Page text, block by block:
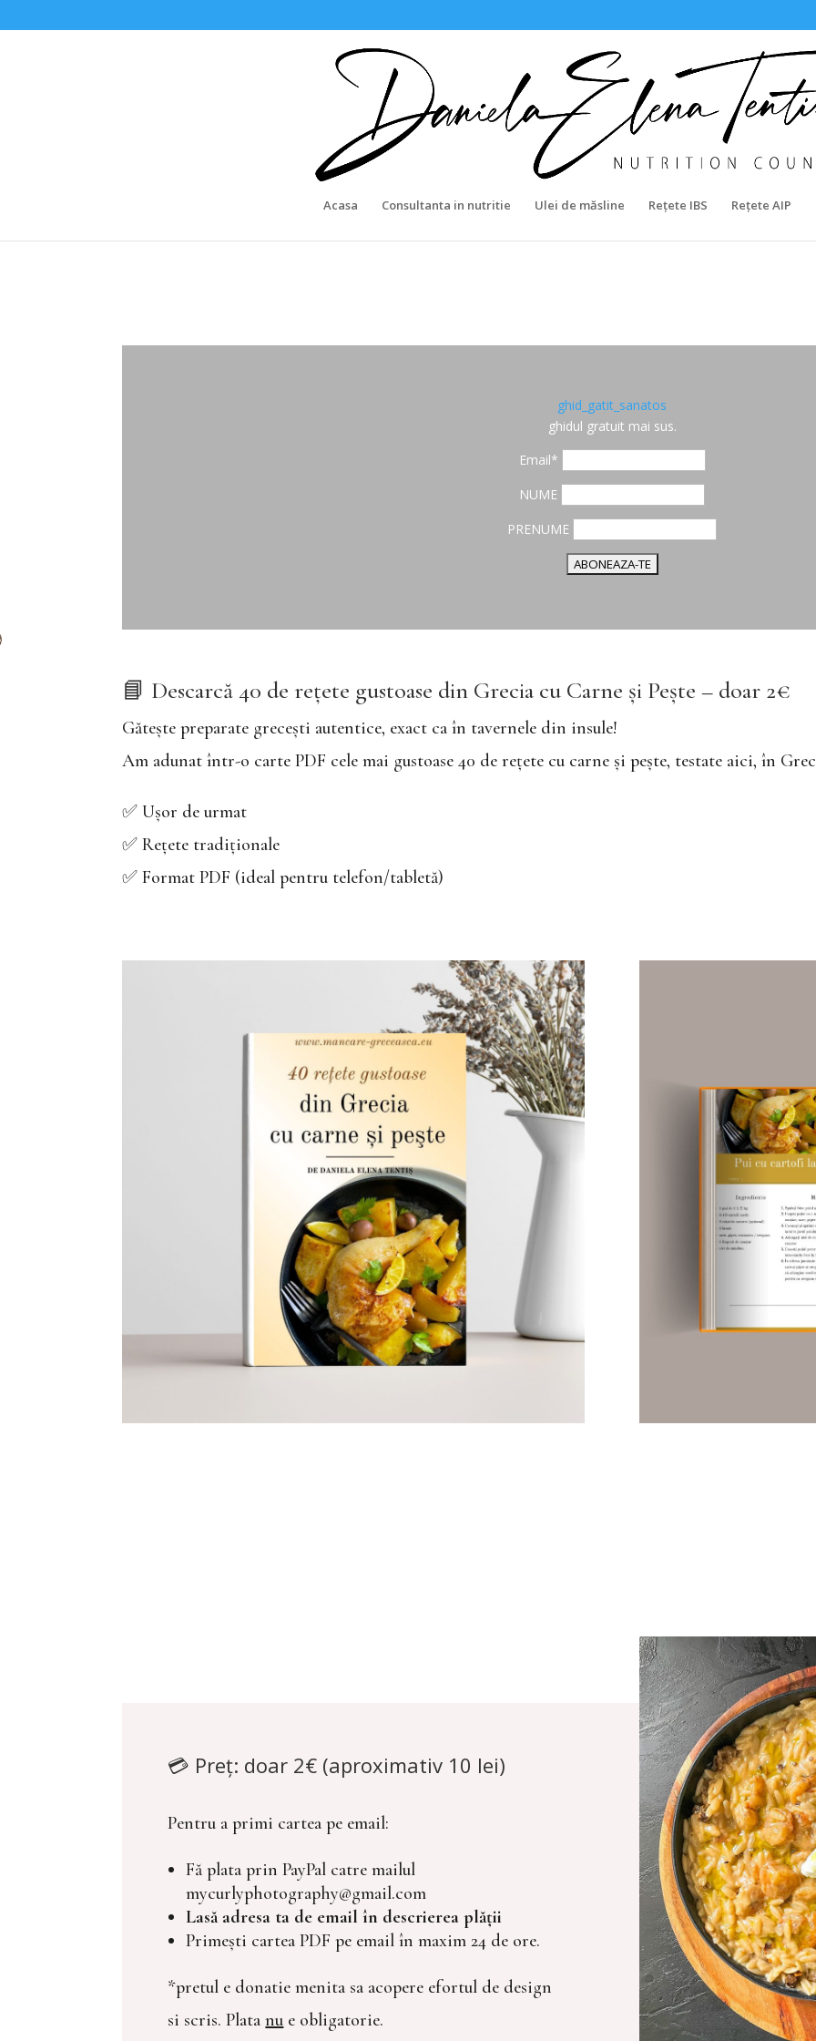
Acasa Consultanta in nutritie Ulei de măsline Rețete IBS Rețete AIP
ghid_gatit_sanatos
ghidul gratuit mai sus.
Email*
NUME
PRENUME
📘 Descarcă 40 de rețete gustoase din Grecia cu Carne și Pește – doar 2€
Gătește preparate grecești autentice, exact ca în tavernele din insule!
Am adunat într-o carte PDF cele mai gustoase 40 de rețete cu carne și pește, testate aici, în
✅ Ușor de urmat
✅ Rețete tradiționale
✅ Format PDF (ideal pentru telefon/tabletă)
💳 Preț: doar 2€ (aproximativ 10 lei)
Pentru a primi cartea pe email:
Fă plata prin PayPal catre mailul
mycurlyphotography@gmail.com
Lasă adresa ta de email în descrierea plății
Primești cartea PDF pe email în maxim 24 de ore.
*pretul e donatie menita sa acopere efortul de design
si scris. Platanu e obligatorie.